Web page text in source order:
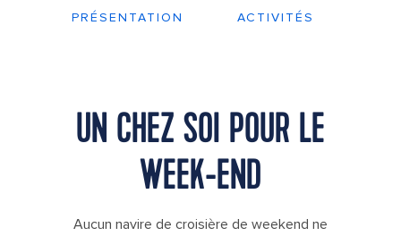
PRÉSENTATION ACTIVITÉS
UN CHEZ SOI POUR LE
WEEK-END
Aucun navire de croisière de weekend ne